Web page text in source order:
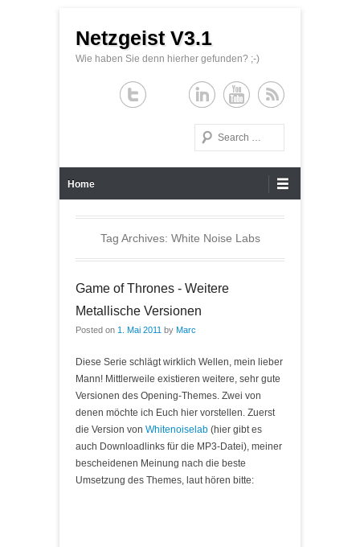
Netzgeist V3.1
Wie haben Sie denn hierher gefunden? ;-)
Search
Home
Tag Archives: White Noise Labs
Game of Thrones - Weitere
Metallische Versionen
Posted on 1. Mai 2011 by Marc
Diese Serie schlägt wirklich Wellen, mein lieber
Mann! Mittlerweile existieren weitere, sehr gute
Versionen des Opening-Themes. Zwei von
denen möchte ich Euch hier vorstellen. Zuerst
die Version von Whitenoiselab (hier gibt es
auch Downloadlinks für die MP3-Datei), meiner
bescheidenen Meinung nach die beste
Umsetzung des Themes, laut hören bitte: